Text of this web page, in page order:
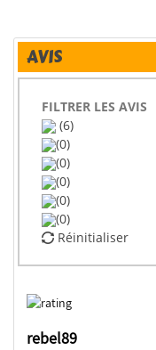
AVIS
FILTRER LES AVIS
(6)
(0)
(0)
(0)
(0)
(0)
Réinitialiser
rebel89